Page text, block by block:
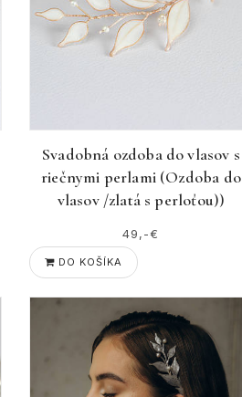
Svadobná ozdoba do vlasov s
riečnymi perlami (Ozdoba do
vlasov /zlatá s perloťou))
49,-€
DO KOŠÍKA